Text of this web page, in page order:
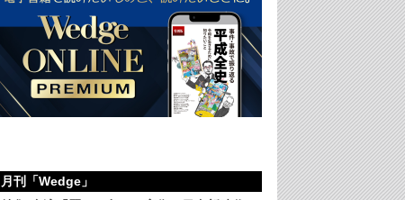
月刊「Wedge」